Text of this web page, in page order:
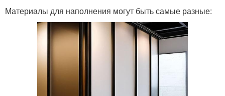
Материалы для наполнения могут быть самые разные: